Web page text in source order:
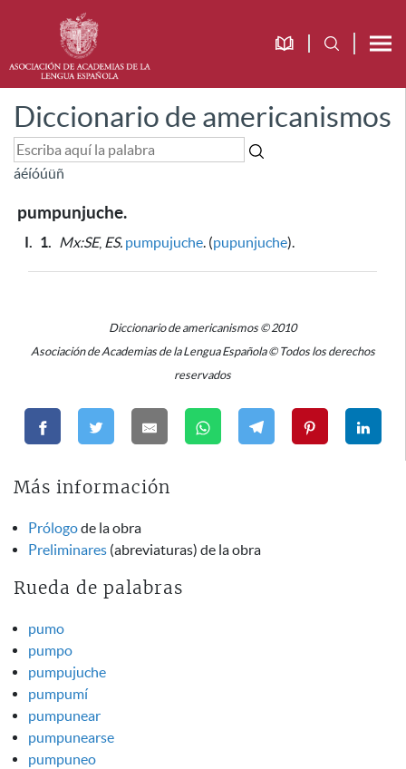
Diccionario de americanismos
áéíóúüñ
pumpunjuche.
I. 1. Mx:SE, ES. pumpujuche. (pupunjuche).
Diccionario de americanismos © 2010
Asociación de Academias de la Lengua Española © Todos los derechos
reservados
Más información
Prólogode la obra
Preliminares (abreviaturas) de la obra
Rueda de palabras
pumo
pumpo
pumpujuche
pumpumí
pumpunear
pumpunearse
pumpuneo